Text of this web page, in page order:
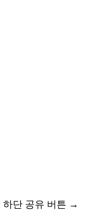
하단 공유 버튼 →